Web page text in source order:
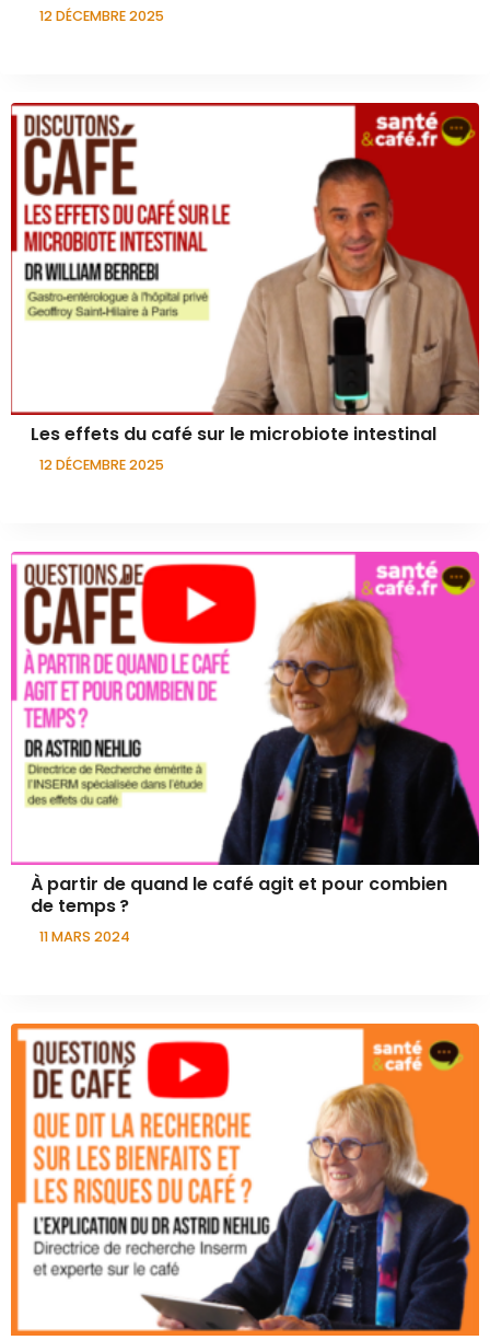
12 DÉCEMBRE 2025
Les effets du café sur le microbiote intestinal
12 DÉCEMBRE 2025
À partir de quand le café agit et pour combien
de temps ?
11 MARS 2024